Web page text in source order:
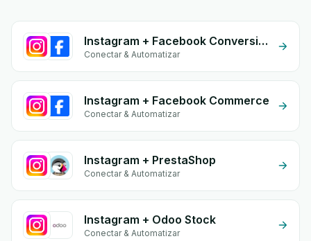
Instagram + Facebook Conversion API (CAPI)
Conectar & Automatizar
Instagram + Facebook Commerce
Conectar & Automatizar
Instagram + PrestaShop
Conectar & Automatizar
Instagram + Odoo Stock
Conectar & Automatizar